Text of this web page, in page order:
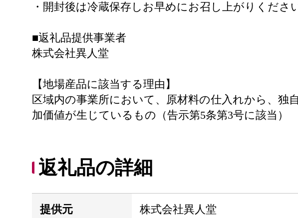
・開封後は冷蔵保存しお早めにお召し上がりくださ
■返礼品提供事業者
株式会社異人堂
【地場産品に該当する理由】
区域内の事業所において、原材料の仕入れから、
加価値が生じているもの（告示第5条第3号に該当）
返礼品の詳細
提供元 株式会社異人堂